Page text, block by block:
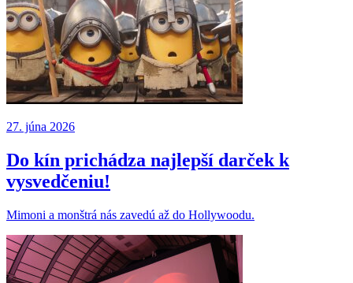
27. júna 2026
Do kín prichádza najlepší darček k
vysvedčeniu!
Mimoni a monštrá nás zavedú až do Hollywoodu.